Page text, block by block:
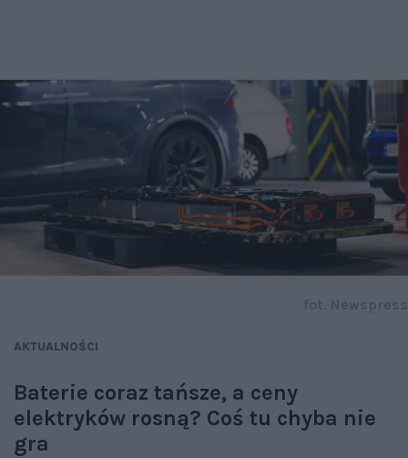
AKTUALNOŚCI
Baterie coraz tańsze, a ceny
elektryków rosną? Coś tu chyba nie
gra